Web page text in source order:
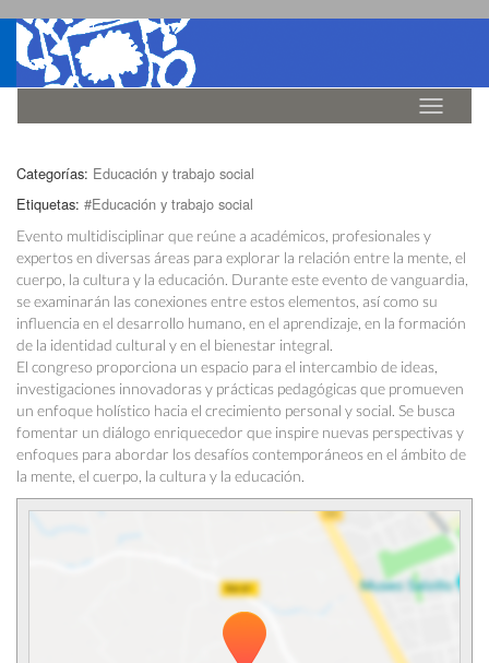
Idioma
Categorías: Educación y trabajo social
Etiquetas: #Educación y trabajo social
Evento multidisciplinar que reúne a académicos, profesionales y
expertos en diversas áreas para explorar la relación entre la mente, el
cuerpo, la cultura y la educación. Durante este evento de vanguardia,
se examinarán las conexiones entre estos elementos, así como su
influencia en el desarrollo humano, en el aprendizaje, en la formación
de la identidad cultural y en el bienestar integral.
El congreso proporciona un espacio para el intercambio de ideas,
investigaciones innovadoras y prácticas pedagógicas que promueven
un enfoque holístico hacia el crecimiento personal y social. Se busca
fomentar un diálogo enriquecedor que inspire nuevas perspectivas y
enfoques para abordar los desafíos contemporáneos en el ámbito de
la mente, el cuerpo, la cultura y la educación.